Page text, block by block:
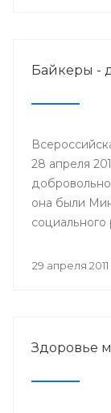
Байкеры -
28 апреля
она были
29 апреля 2011
Здоровье